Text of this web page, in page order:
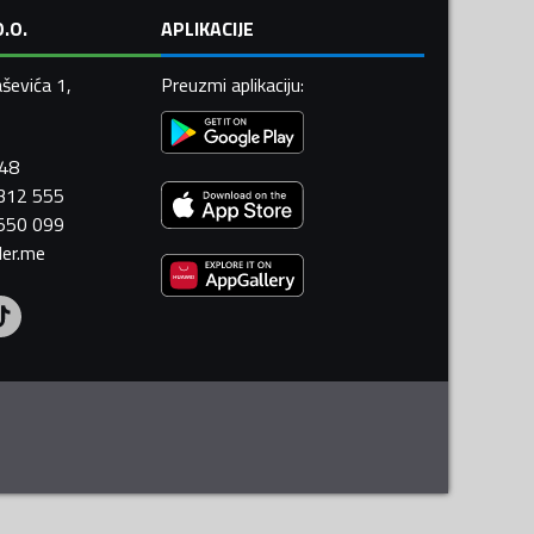
1,
555
099
APLIKACIJE
Preuzmi aplikaciju: